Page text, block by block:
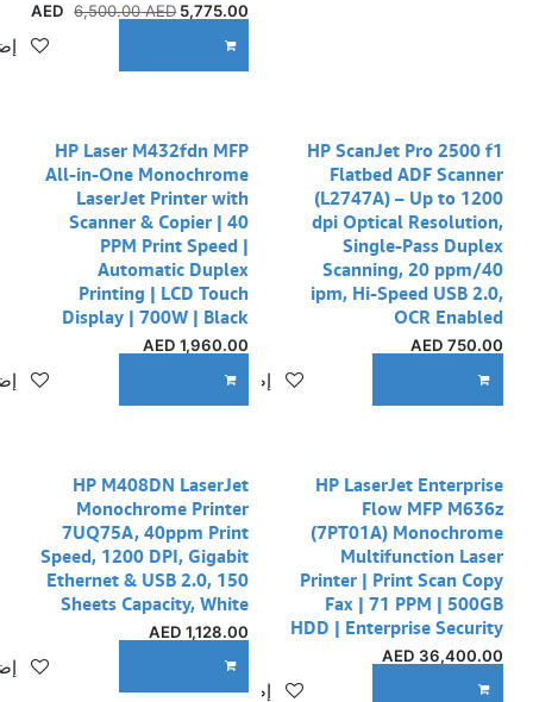
5,775.00
AED
6,500.00AED
HP ScanJet Pro 2500 f1
Flatbed ADF Scanner
(L2747A) – Up to 1200
dpi Optical Resolution,
Single-Pass Duplex
Scanning, 20 ppm/40
ipm, Hi-Speed USB 2.0,
OCR Enabled
750.00
إضافة إلى قائمة الأمنيات
HP Laser M432fdn MFP
All-in-One Monochrome
LaserJet Printer with
Scanner & Copier | 40
PPM Print Speed |
Automatic Duplex
Printing | LCD Touch
Display | 700W | Black
1,960.00
AED
نفدت الكمية
HP LaserJet Enterprise
Flow MFP M636z
(7PT01A) Monochrome
Multifunction Laser
Printer | Print Scan Copy
Fax | 71 PPM | 500GB
HDD | Enterprise Security
36,400.00
إضافة إلى قائمة الأمنيات
HP M408DN LaserJet
Monochrome Printer
7UQ75A, 40ppm Print
Speed, 1200 DPI, Gigabit
Ethernet & USB 2.0, 150
Sheets Capacity, White
1,128.00
AED